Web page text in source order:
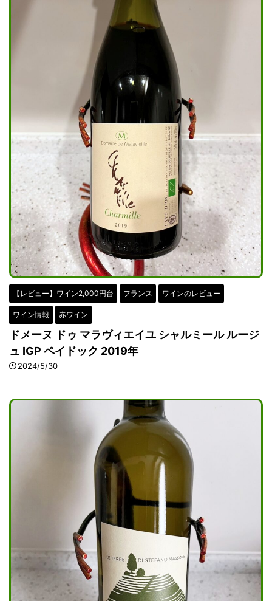
【レビュー】ワイン2,000円台 フランス ワインのレビュー
ワイン情報 赤ワイン
ドメーヌ ドゥ マラヴィエイユ シャルミール ルージ
ュ IGP ペイドック 2019年
2024/5/30